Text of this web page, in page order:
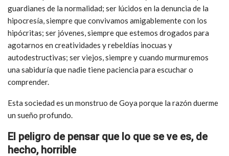
guardianes de la normalidad; ser lúcidos en la denuncia de la
hipocresía, siempre que convivamos amigablemente con los
hipócritas; ser jóvenes, siempre que estemos drogados para
agotarnos en creatividades y rebeldías inocuas y
autodestructivas; ser viejos, siempre y cuando murmuremos
una sabiduría que nadie tiene paciencia para escuchar o
comprender.
Esta sociedad es un monstruo de Goya porque la razón duerme
un sueño profundo.
El peligro de pensar que lo que se ve es, de
hecho, horrible